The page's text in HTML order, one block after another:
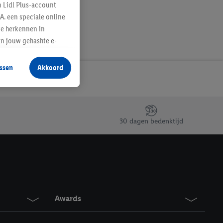
30 dagen bedenktijd
Awards
Lidl Plus-account
een speciale online
herkennen in
jouw gehashte e-
producten waarin je
te plaatsen
jouw gehashte e-
kunnen worden
vergelijkbare
Meer informatie,
Akkoord